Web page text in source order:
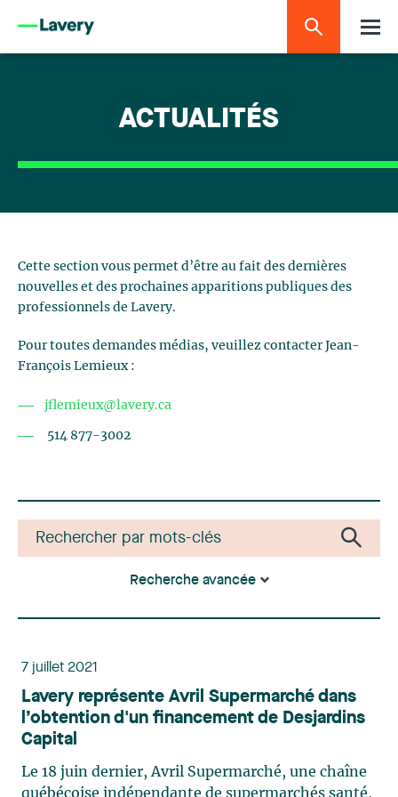
ACTUALITÉS
Cette section vous permet d’être au fait des dernières
nouvelles et des prochaines apparitions publiques des
professionnels de Lavery.
Pour toutes demandes médias, veuillez contacter Jean-
François Lemieux :
jflemieux@lavery.ca
514 877-3002
Recherche avancée
7 juillet 2021
Lavery représente Avril Supermarché dans
l’obtention d'un financement de Desjardins
Capital
Le 18 juin dernier, Avril Supermarché, une chaîne
québécoise indépendante de supermarchés santé,